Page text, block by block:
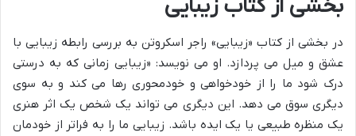
بخشی از کتاب زیبایی
در بخشی از کتاب «زیبایی» راجر اسکروتن به بررسی رابطه زیبایی با
عشق و میل می پردازد. او می نویسد: «زیبایی زمانی که به درستی
درک شود ما را از خودخواهی و خودمحوری رها می کند و به سوی
دیگری سوق می دهد. این دیگری می تواند یک شخص یک اثر هنری
یک منظره طبیعی یا یک ایده باشد. زیبایی ما را به فراتر از خودمان